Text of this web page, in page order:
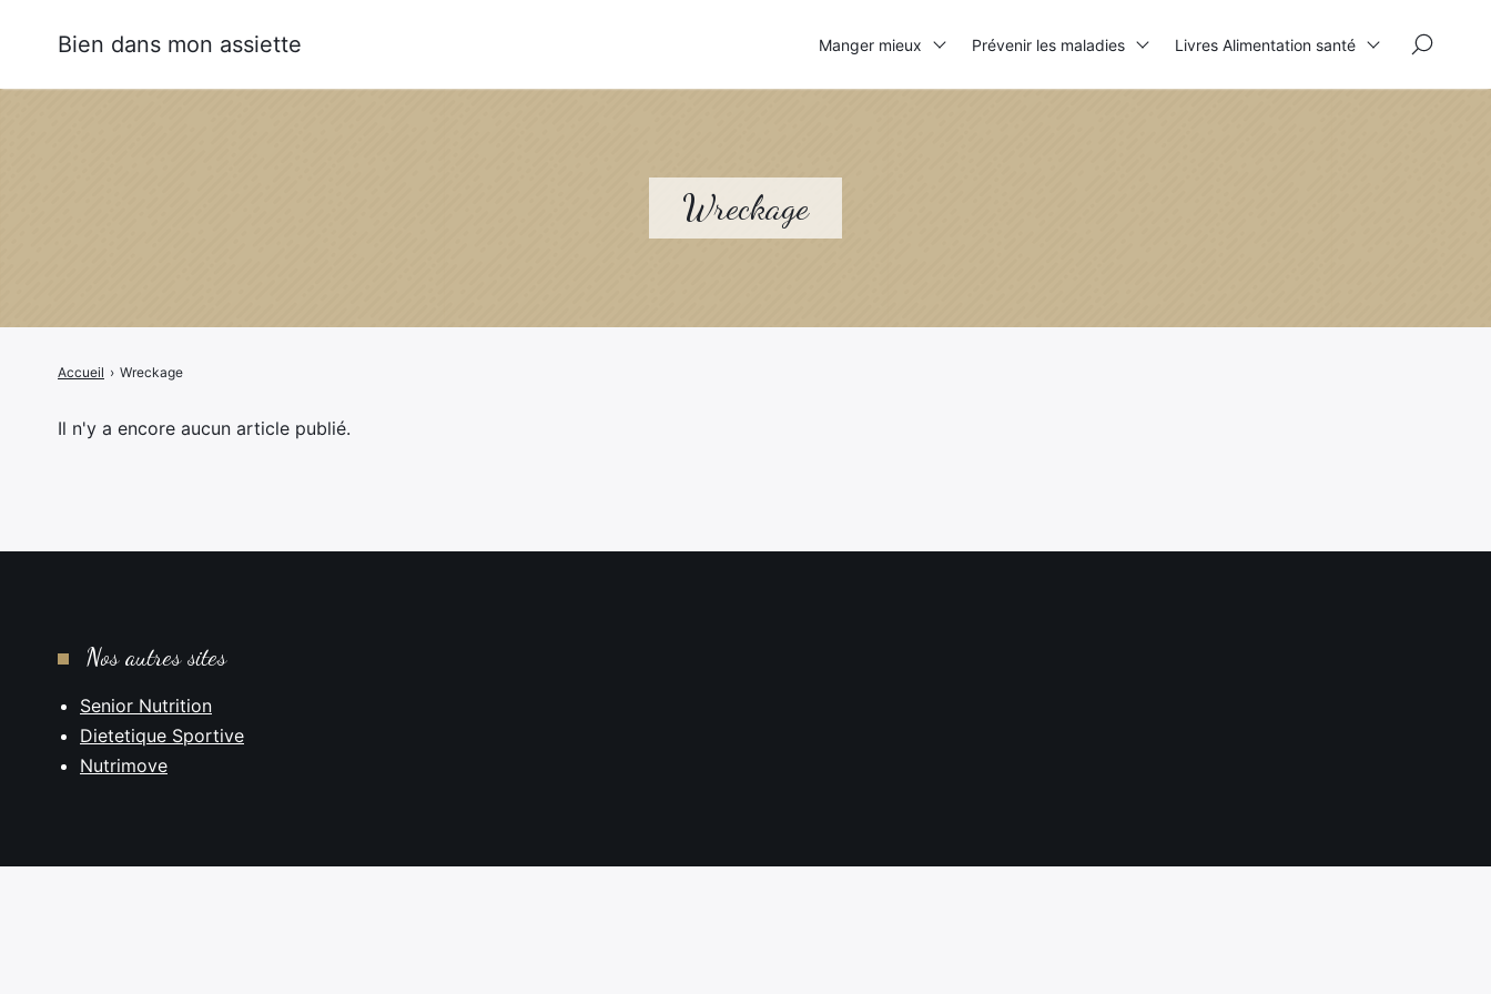
Wreckage
Accueil › Wreckage
Il n'y a encore aucun article publié.
Bien dans mon assiette Manger mieux Prévenir les maladies Livres Alimentation santé
Nos autres sites
Senior Nutrition
Dietetique Sportive
Nutrimove
×
Rechercher